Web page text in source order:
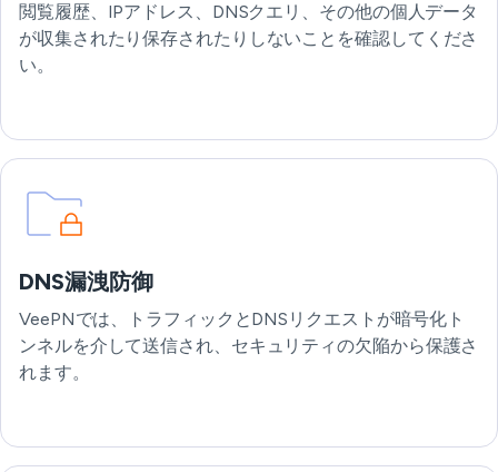
閲覧履歴、IPアドレス、DNSクエリ、その他の個人データ
が収集されたり保存されたりしないことを確認してくださ
い。
DNS漏洩防御
VeePNでは、トラフィックとDNSリクエストが暗号化ト
ンネルを介して送信され、セキュリティの欠陥から保護さ
れます。